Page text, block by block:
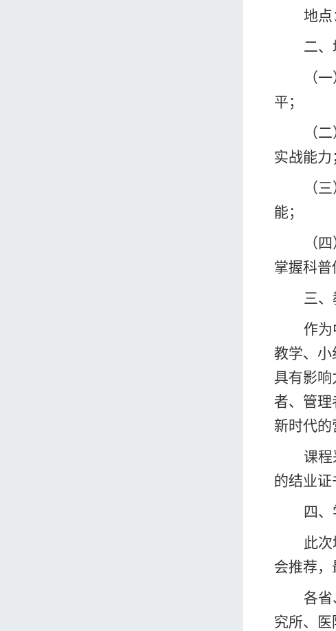
地点
二
（
平；
（
实战能力
（
能；
（四
掌握科普
三
作
教学、小
具有影
者、管
新时代的
课
的结业证
四
此次
会推荐，
各省
究所、医